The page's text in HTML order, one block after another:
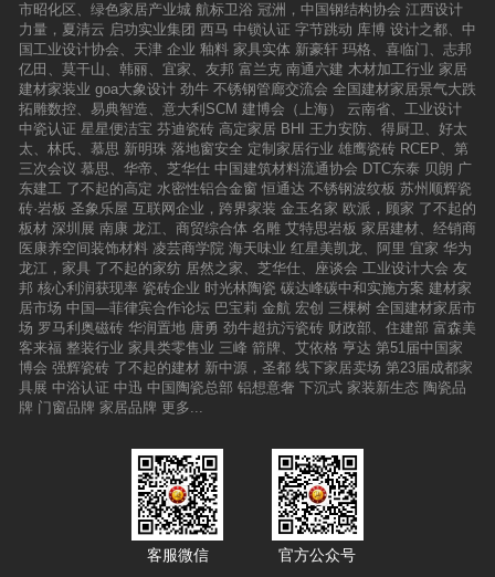
市昭化区、绿色家居产业城 航标卫浴 冠洲，中国钢结构协会 江西设计
力量，夏清云 启功实业集团 西马 中锁认证 字节跳动 库博 设计之都、中
国工业设计协会、天津 企业 釉料 家具实体 新豪轩 玛格、喜临门、志邦
亿田、莫干山、韩丽、宜家、友邦 富兰克 南通六建 木材加工行业 家居
建材家装业 goa大象设计 劲牛 不锈钢管廊交流会 全国建材家居景气大跌
拓雕数控、易典智造、意大利SCM 建博会（上海）
云南省、工业设计
中瓷认证 星星便洁宝 芬迪瓷砖 高定家居 BHI
王力安防、得厨卫、好太
太、林氏、慕思 新明珠 落地窗安全 定制家居行业 雄鹰瓷砖 RCEP、第
三次会议 慕思、华帝、芝华仕 中国建筑材料流通协会 DTC东泰 贝朗 广
东建工 了不起的高定 水密性铝合金窗 恒通达 不锈钢波纹板 苏州顺辉瓷
砖·岩板 圣象乐屋 互联网企业，跨界家装 金玉名家 欧派，顾家 了不起的
板材 深圳展 南康 龙江、商贸综合体 名雕 艾特思岩板 家居建材、经销商
医康养空间装饰材料 凌芸商学院 海天味业 红星美凯龙、阿里 宜家 华为
龙江，家具 了不起的家纺 居然之家、芝华仕、座谈会 工业设计大会 友
邦 核心利润获现率 瓷砖企业 时光林陶瓷 碳达峰碳中和实施方案 建材家
居市场 中国—菲律宾合作论坛 巴宝莉 金航 宏创 三棵树 全国建材家居市
场 罗马利奥磁砖 华润置地 唐勇 劲牛超抗污瓷砖 财政部、住建部 富森美
客来福 整装行业 家具类零售业 三峰 箭牌、艾依格 亨达 第51届中国家
博会 强辉瓷砖 了不起的建材 新中源，圣都 线下家居卖场 第23届成都家
具展 中浴认证 中迅 中国陶瓷总部 铝想意奢 下沉式 家装新生态 陶瓷品
牌 门窗品牌 家居品牌 更多...
客服微信 官方公众号